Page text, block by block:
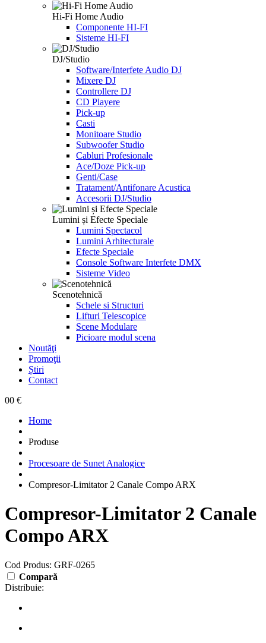
Hi-Fi Home Audio
Componente HI-FI
Sisteme HI-FI
DJ/Studio
Software/Interfete Audio DJ
Mixere DJ
Controllere DJ
CD Playere
Pick-up
Casti
Monitoare Studio
Subwoofer Studio
Cabluri Profesionale
Ace/Doze Pick-up
Genti/Case
Tratament/Antifonare Acustica
Accesorii DJ/Studio
Lumini și Efecte Speciale
Lumini Spectacol
Lumini Arhitecturale
Efecte Speciale
Console Software Interfete DMX
Sisteme Video
Scenotehnică
Schele si Structuri
Lifturi Telescopice
Scene Modulare
Picioare modul scena
Noutăţi
Promoţii
Știri
Contact
00 €
Home
Produse
Procesoare de Sunet Analogice
Compresor-Limitator 2 Canale Compo ARX
Compresor-Limitator 2 Canale
Compo ARX
Cod Produs: GRF-0265
Compară
Distribuie: